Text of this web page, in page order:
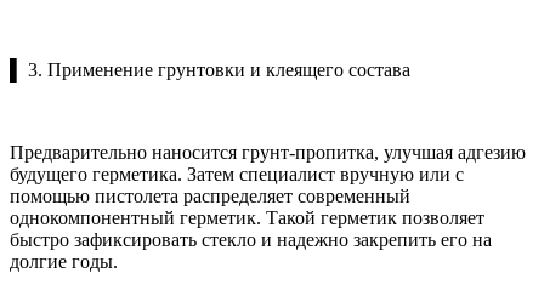
▌ 3. Применение грунтовки и клеящего состава
Предварительно наносится грунт-пропитка, улучшая адгезию
будущего герметика. Затем специалист вручную или с
помощью пистолета распределяет современный
однокомпонентный герметик. Такой герметик позволяет
быстро зафиксировать стекло и надежно закрепить его на
долгие годы.